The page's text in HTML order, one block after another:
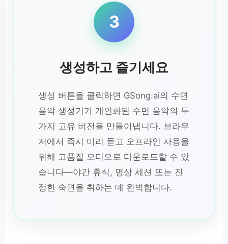
3
생성하고 즐기세요
생성 버튼을 클릭하면 GSong.ai의 수면
음악 생성기가 개인화된 수면 음악의 두
가지 고유 버전을 만들어냅니다. 브라우
저에서 즉시 미리 듣고 오프라인 사용을
위해 고품질 오디오로 다운로드할 수 있
습니다—야간 휴식, 명상 세션 또는 진
정한 숙면을 취하는 데 완벽합니다.